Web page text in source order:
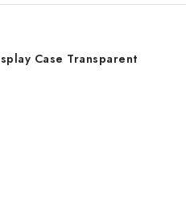
Case Transparent